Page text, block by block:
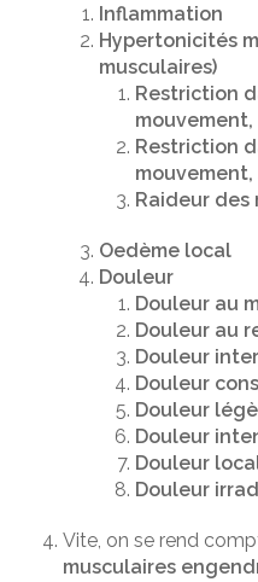
Inflammation
Hypertonicités
musculaires)
Restriction
Restriction
Raideur des
Oedème local
Douleur
Douleur au
Douleur au
Douleur
Douleur
Douleur
Douleur
Douleur
Douleur
Vite, on se rend
musculaires